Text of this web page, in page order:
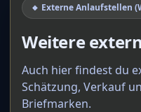
🔸 Externe Anlaufstellen
Weitere
Auch hier findest du
Schätzung, Verkauf
Briefmarken.